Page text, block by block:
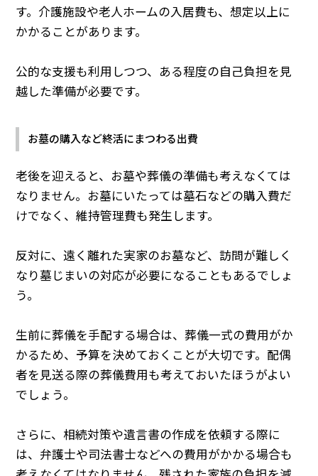
す。介護施設や老人ホームの入居費も、想定以上に
かかることがあります。
公的な支援も利用しつつ、ある程度の自己負担を見
越した準備が必要です。
お墓の購入など終活にまつわる出費
老後を迎えると、お墓や葬儀の準備も考えなくては
なりません。お墓にいたっては墓石などの購入費だ
けでなく、維持管理費も発生します。
反対に、遠く離れた実家のお墓など、訪問が難しく
なり墓じまいの対応が必要になることもあるでしょ
う。
生前に葬儀を手配する場合は、葬儀一式の費用がか
かるため、予算を決めておくことが大切です。配偶
者を見送る際の葬儀費用も考えておいたほうがよい
でしょう。
さらに、相続対策や遺言書の作成を依頼する際に
は、弁護士や司法書士などへの費用がかかる場合も